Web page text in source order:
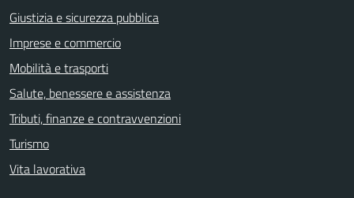
Giustizia e sicurezza pubblica
Imprese e commercio
Mobilità e trasporti
Salute, benessere e assistenza
Tributi, finanze e contravvenzioni
Turismo
Vita lavorativa